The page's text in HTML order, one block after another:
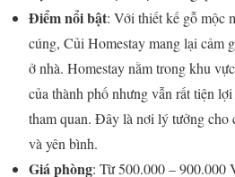
Điểm nổi bật: Với thiết kế gỗ mộc
cúng, Củi Homestay mang lại cảm
ở nhà. Homestay nằm trong khu
của thành phố nhưng vẫn rất tiện
tham quan. Đây là nơi lý tưởng cho
và yên bình.
Giá phòng: Từ 500.000 – 900.000